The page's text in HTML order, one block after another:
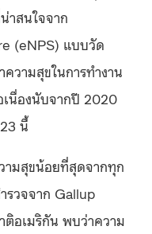
าสนใจจาก
(eNPS) แบบวัด
วามสุขในการทำงาน
เนื่องนับจากปี 2020
นี้
มสุขน้อยที่สุดจากทุก
วจจาก Gallup
อเมริกัน พบว่าความ